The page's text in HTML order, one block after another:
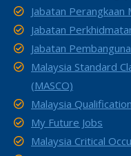
Jabatan Perangkaan
Jabatan
Jabatan
Malaysia Standard
(MASCO)
Malaysia
My Future Jobs
Malaysia Critical